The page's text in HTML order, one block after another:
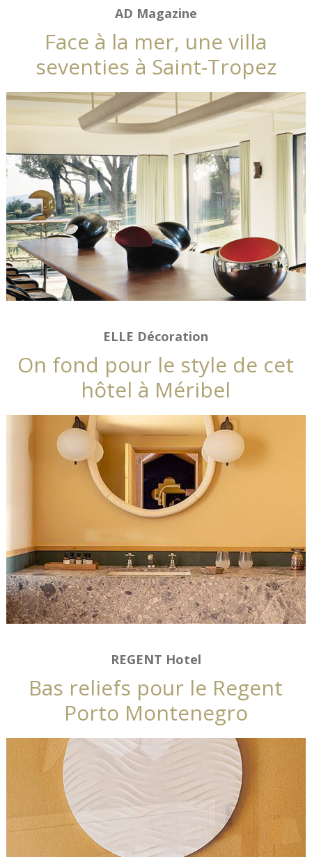
AD Magazine
Face à la mer, une villa
seventies à Saint-Tropez
ELLE Décoration
On fond pour le style de cet
hôtel à Méribel
REGENT Hotel
Bas reliefs pour le Regent
Porto Montenegro